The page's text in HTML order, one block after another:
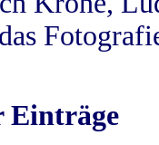
Einträge